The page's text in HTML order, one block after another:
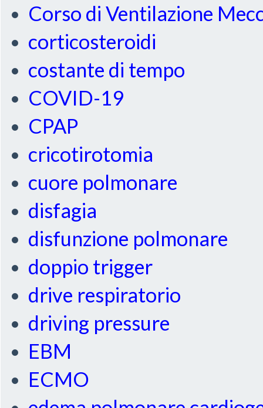
Corso di Ventilazione
corticosteroidi
costante di tempo
COVID-19
CPAP
cricotirotomia
cuore polmonare
disfagia
disfunzione polmonare
doppio trigger
drive respiratorio
driving pressure
EBM
ECMO